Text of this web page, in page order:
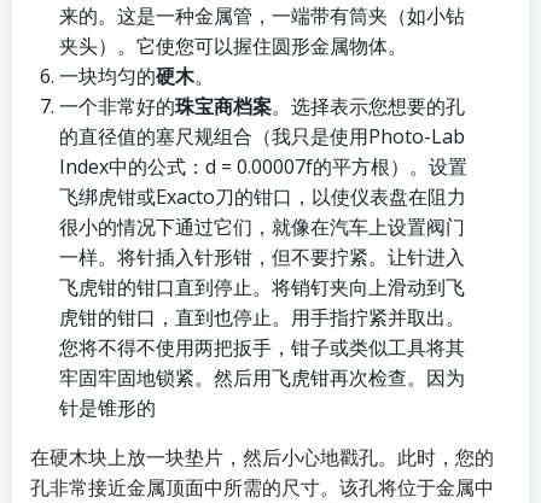
来的。这是一种金属管，一端带有筒夹（如小钻
夹头）。它使您可以握住圆形金属物体。
一块均匀的硬木。
一个非常好的珠宝商档案。选择表示您想要的孔
的直径值的塞尺规组合（我只是使用Photo-Lab
Index中的公式：d = 0.00007f的平方根）。设置
飞绑虎钳或Exacto刀的钳口，以使仪表盘在阻力
很小的情况下通过它们，就像在汽车上设置阀门
一样。将针插入针形钳，但不要拧紧。让针进入
飞虎钳的钳口直到停止。将销钉夹向上滑动到飞
虎钳的钳口，直到也停止。用手指拧紧并取出。
您将不得不使用两把扳手，钳子或类似工具将其
牢固牢固地锁紧。然后用飞虎钳再次检查。因为
针是锥形的
在硬木块上放一块垫片，然后小心地戳孔。此时，您的
孔非常接近金属顶面中所需的尺寸。该孔将位于金属中